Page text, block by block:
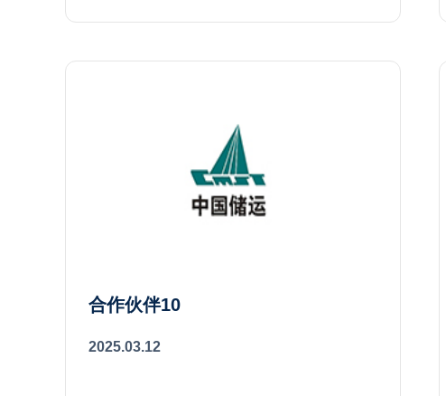
合作伙伴10
2025.03.12